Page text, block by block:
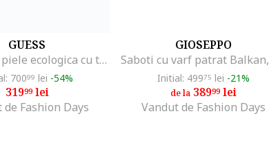
GUESS
Papuci din piele ecologica cu toc, Negru
70099 lei -54%
31999lei
de Fashion Days
GIOSEPPO
Initial: 49975 lei -21%
de la 38999lei
Vandut de Fashion Days